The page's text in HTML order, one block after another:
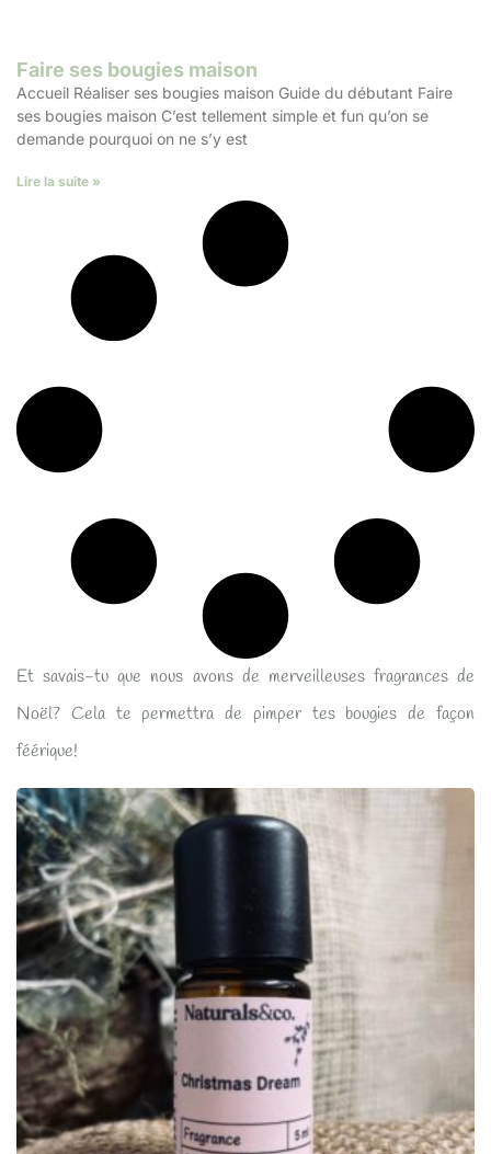
Faire ses bougies maison
Accueil Réaliser ses bougies maison Guide du débutant Faire
ses bougies maison C’est tellement simple et fun qu’on se
demande pourquoi on ne s’y est
Lire la suite »
Et savais-tu que nous avons de merveilleuses fragrances de
Noël? Cela te permettra de pimper tes bougies de façon
féérique!